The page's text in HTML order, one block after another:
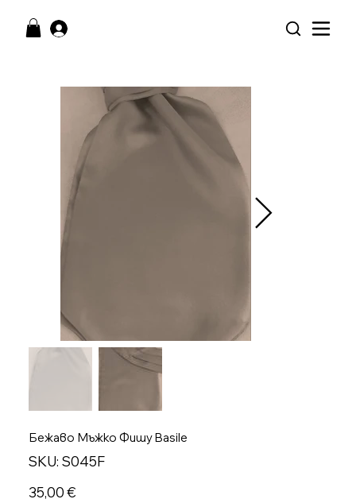
Бежаво Мъжко Фишу Basile
SKU: SKU
S045F
S045F
Цена
35,00 €